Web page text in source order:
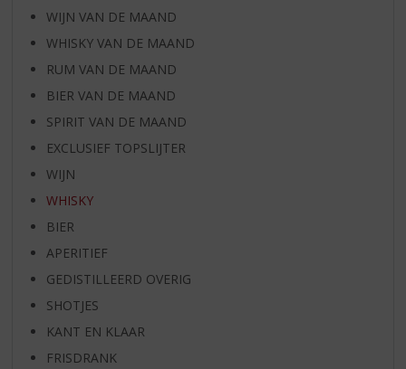
WIJN VAN DE MAAND
WHISKY VAN DE MAAND
RUM VAN DE MAAND
BIER VAN DE MAAND
SPIRIT VAN DE MAAND
EXCLUSIEF TOPSLIJTER
WIJN
WHISKY
BIER
APERITIEF
GEDISTILLEERD OVERIG
SHOTJES
KANT EN KLAAR
FRISDRANK